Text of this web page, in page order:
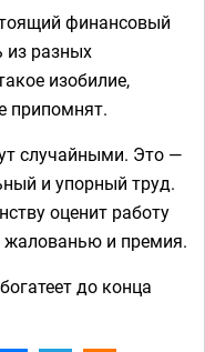
финансовый
из разных
изобилие,
припомнят.
случайными. Это —
и упорный труд.
оценит работу
жалованью и премия.
до конца